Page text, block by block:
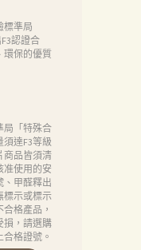
標準局
F3認證合
環保的優質
局「特殊合
達F3等級
商品皆須清
准使用的安
、甲醛釋出
標示或標示
格產品，
損，請選購
格證號。